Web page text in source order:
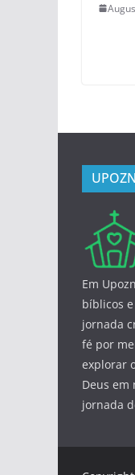
Em
bíblicos
jornada
fé por
explorar
Deus em
jornada